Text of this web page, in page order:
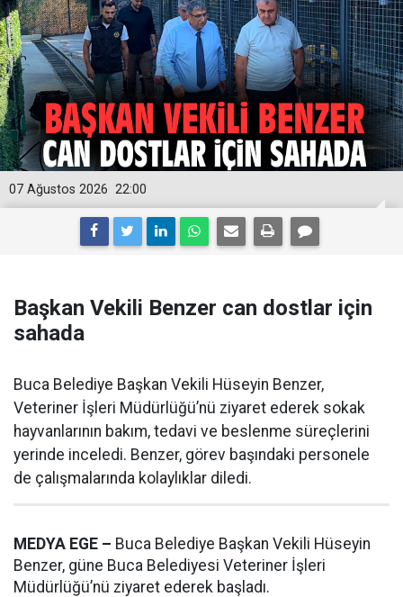
22:00
07 Ağustos 2026
Başkan Vekili Benzer can dostlar için
sahada
Buca Belediye Başkan Vekili Hüseyin Benzer,
Veteriner İşleri Müdürlüğü’nü ziyaret ederek sokak
hayvanlarının bakım, tedavi ve beslenme süreçlerini
yerinde inceledi. Benzer, görev başındaki personele
de çalışmalarında kolaylıklar diledi.
MEDYA EGE – Buca Belediye Başkan Vekili Hüseyin
Benzer, güne Buca Belediyesi Veteriner İşleri
Müdürlüğü’nü ziyaret ederek başladı.